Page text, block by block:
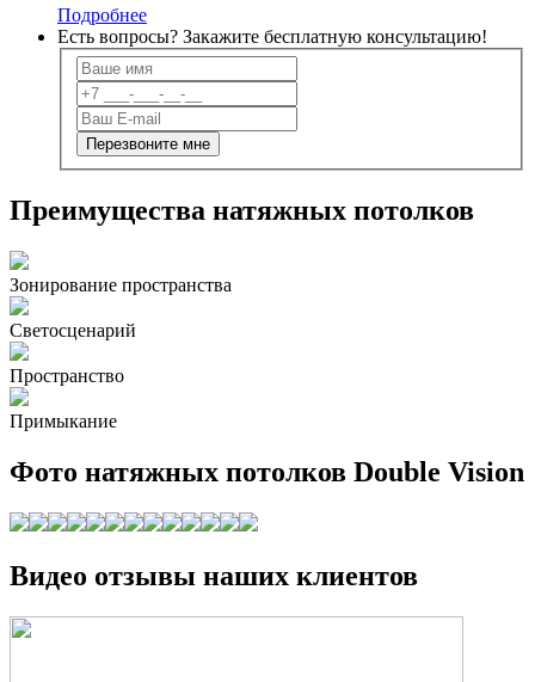
Подробнее
Есть вопросы? Закажите бесплатную консультацию!
Преимущества натяжных потолков
Зонирование пространства
Светосценарий
Пространство
Примыкание
Фото натяжных потолков Double Vision
Видео отзывы наших клиентов